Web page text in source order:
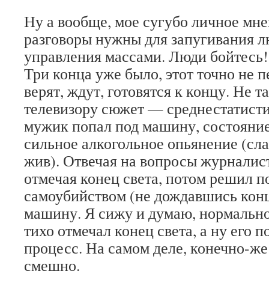
Ну а вообще, мое сугубо личное
разговоры нужны для запугивания
управления массами. Люди
Три конца уже было, этот точно не
верят, ждут, готовятся к концу. Не
телевизору сюжет —
мужик попал под машину,
сильное алкогольное опьянение
жив). Отвечая на вопросы
отмечая конец света, потом решил
самоубийством (не дождавшись
машину. Я сижу и думаю, нормально
тихо отмечал конец света, а ну его
процесс. На самом деле, конечно-же
смешно.